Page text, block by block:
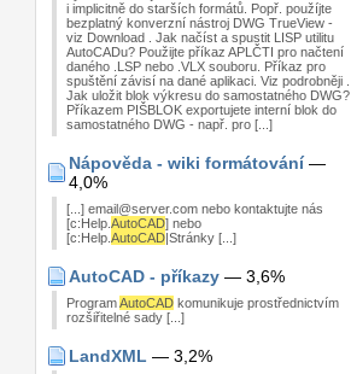
i implicitně do starších formátů. Popř. použíjte
bezplatný konverzní nástroj DWG TrueView -
viz Download . Jak načíst a spustit LISP utilitu
AutoCADu? Použijte příkaz APLČTI pro načtení
daného .LSP nebo .VLX souboru. Příkaz pro
spuštění závisí na dané aplikaci. Viz podrobněji .
Jak uložit blok výkresu do samostatného DWG?
Příkazem PIŠBLOK exportujete interní blok do
samostatného DWG - např. pro [...]
Nápověda - wiki formátování—
4,0%
[...] email@server.com nebo kontaktujte nás
[c:Help. AutoCAD] nebo
[c:Help. AutoCAD|Stránky [...]
AutoCAD - příkazy — 3,6%
ProgramAutoCAD komunikuje prostřednictvím
rozšiřitelné sady [...]
LandXML — 3,2%